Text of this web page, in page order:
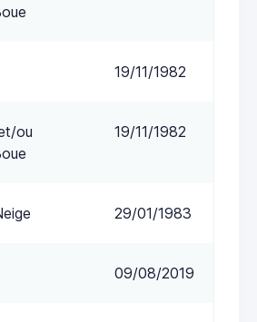
19/11/1982
ou
19/11/1982
29/01/1983
09/08/2019